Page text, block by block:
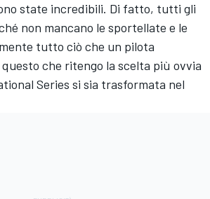
state incredibili. Di fatto, tutti gli
non mancano le sportellate e le
tutto ciò che un pilota
che ritengo la scelta più ovvia
Series si sia trasformata nel